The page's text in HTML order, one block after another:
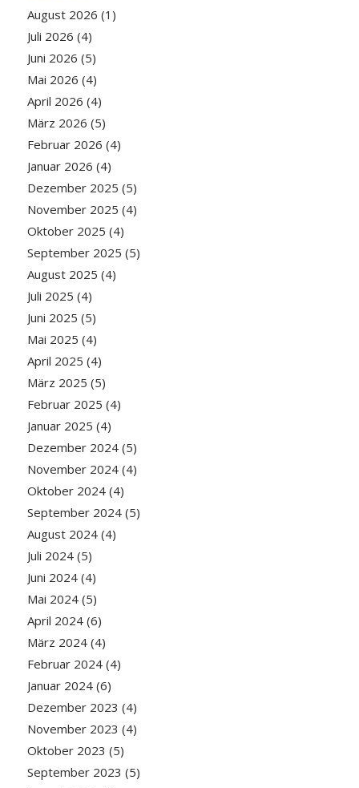
August 2026 (1)
Juli 2026 (4)
Juni 2026 (5)
Mai 2026 (4)
April 2026 (4)
März 2026 (5)
Februar 2026 (4)
Januar 2026 (4)
Dezember 2025 (5)
November 2025 (4)
Oktober 2025 (4)
September 2025 (5)
August 2025 (4)
Juli 2025 (4)
Juni 2025 (5)
Mai 2025 (4)
April 2025 (4)
März 2025 (5)
Februar 2025 (4)
Januar 2025 (4)
Dezember 2024(5)
November 2024(4)
Oktober 2024(4)
September 2024(5)
August 2024(4)
Juli 2024(5)
Juni 2024(4)
Mai 2024(5)
April 2024(6)
März 2024(4)
Februar 2024(4)
Januar 2024(6)
Dezember 2023 (4)
November 2023 (4)
Oktober 2023 (5)
September 2023 (5)